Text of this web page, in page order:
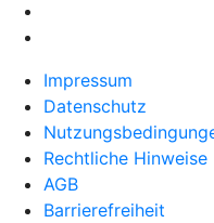
Impressum
Datenschutz
Rechtliche Hinweise
AGB
Barrierefreiheit